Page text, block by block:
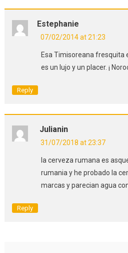
Estephanie
07/02/2014 at 21:23
Esa Timisoreana fresquita
es un lujo y un placer. ¡
Reply
Julianin
31/07/2018 at 23:37
la cerveza rumana es
rumania y he probado la
marcas y parecian agua
Reply